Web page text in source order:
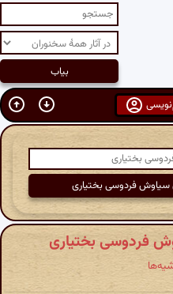
فردوسی بختیاری